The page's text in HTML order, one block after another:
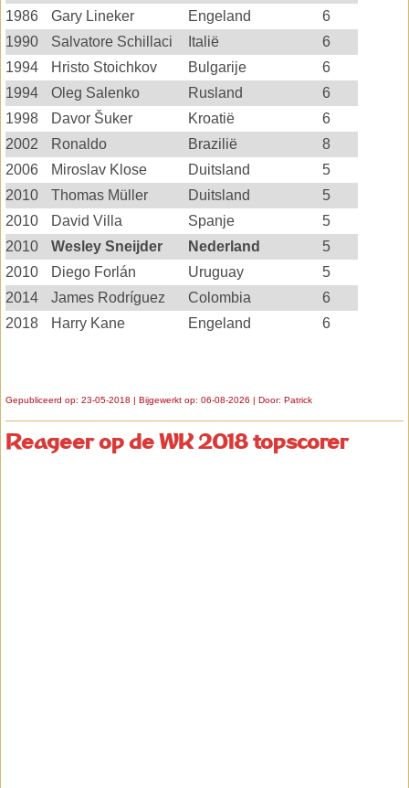
1986
Gary Lineker Engeland
6
1990
Salvatore Schillaci Italië
6
1994
Hristo Stoichkov Bulgarije
6
1994
Oleg Salenko Rusland
6
1998
Davor Šuker Kroatië
6
2002
Ronaldo Brazilië
8
2006
Miroslav Klose Duitsland
5
2010
Thomas Müller Duitsland
5
2010
David Villa Spanje
5
2010
Wesley Sneijder Nederland
5
2010
Diego Forlán Uruguay
5
2014
James Rodríguez Colombia
6
2018
Harry Kane Engeland 6
Gepubliceerd op: 23-05-2018 | Bijgewerkt op: 06-08-2026 | Door: Patrick
Reageer op de WK 2018 topscorer